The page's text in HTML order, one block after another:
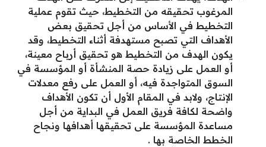
المرغوب تحقيقه من التخطيط، حيث تقوم عملية
التخطيط في الأساس من أجل تحقيق بعض
الأهداف التي تصبح مستهدفة أثناء التخطيط، وقد
يكون الهدف من التخطيط هو تحقيق أرباح معينة،
أو العمل على زيادة حصة المنشأة أو المؤسسة في
السوق المتواجدة فيه، أو العمل على رفع معدلات
الإنتاج، ولابد في المقام الأول أن تكون الأهداف
واضحة لكافة فريق العمل في البداية من أجل
مساعدة المؤسسة على تحقيقها أهدافها ونجاح
الخطط الخاصة بها .